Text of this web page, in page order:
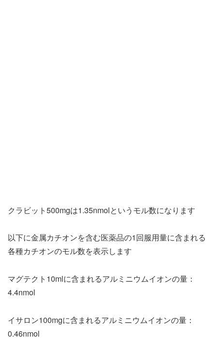
クラビット500mgは1.35nmolというモル数になります
以下に金属カチオンを含む医薬品の1回服用量に含まれる
各種カチオンのモル数を表示します
マグテクト10mlに含まれるアルミニウムイオンの量：
4.4nmol
イサロン100mgに含まれるアルミニウムイオンの量：
0.46nmol